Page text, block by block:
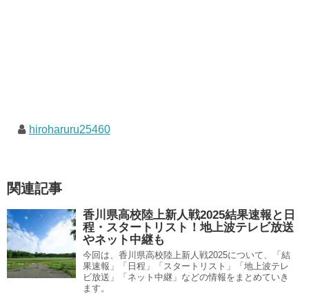
hiroharuru25460
関連記事
香川県高校陸上新人戦2025結果速報と日
程・スタートリスト！地上波テレビ放送
やネット中継も
今回は、香川県高校陸上新人戦2025について、「結
果速報」「日程」「スタートリスト」「地上波テレ
ビ放送」「ネット中継」などの情報をまとめていき
ます。